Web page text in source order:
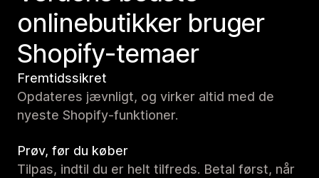
onlinebutikker bruger
Shopify-temaer
Fremtidssikret
Opdateres jævnligt, og virker altid med de
nyeste Shopify-funktioner.
Prøv, før du køber
Tilpas, indtil du er helt tilfreds. Betal først, når